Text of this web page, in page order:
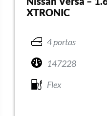
XTRONIC
4 portas
147228
Flex